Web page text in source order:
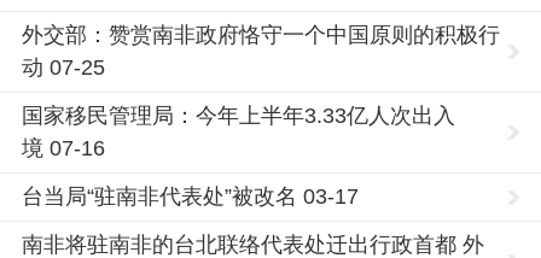
外交部：赞赏南非政府恪守一个中国原则的积极行
动 07-25
国家移民管理局：今年上半年3.33亿人次出入
境 07-16
台当局“驻南非代表处”被改名 03-17
南非将驻南非的台北联络代表处迁出行政首都 外